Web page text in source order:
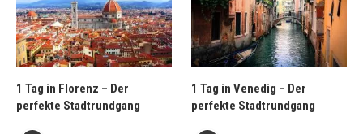
1 Tag in Florenz – Der
perfekte Stadtrundgang
1 Tag in Venedig – Der
perfekte Stadtrundgang